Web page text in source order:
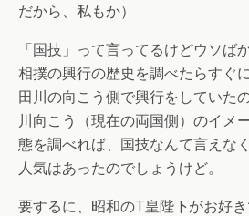
だから、私もか）
「国技」って言ってるけどウソば
相撲の興行の歴史を調べたらすぐ
田川の向こう側で興行をしていた
川向こう（現在の両国側）のイメ
態を調べれば、国技なんて言えな
人気はあったのでしょうけど。
要するに、昭和のT皇陛下がお好